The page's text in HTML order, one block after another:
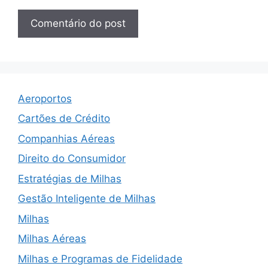
Aeroportos
Cartões de Crédito
Companhias Aéreas
Direito do Consumidor
Estratégias de Milhas
Gestão Inteligente de Milhas
Milhas
Milhas Aéreas
Milhas e Programas de Fidelidade